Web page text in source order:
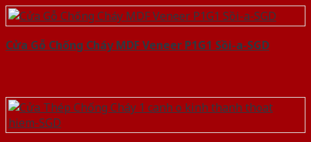
Cửa Gỗ Chống Cháy MDF Veneer P1G1 Sồi-a-SGD